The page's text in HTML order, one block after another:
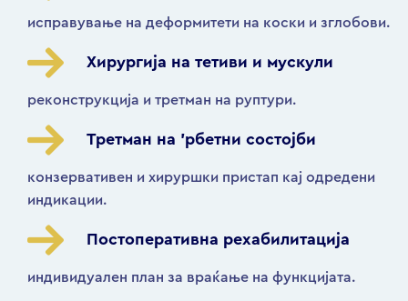
исправување на деформитети на коски и зглобови.
Хирургија на тетиви и мускули
реконструкција и третман на руптури.
Третман на ’рбетни состојби
конзервативен и хируршки пристап кај одредени
индикации.
Постоперативна рехабилитација
индивидуален план за враќање на функцијата.